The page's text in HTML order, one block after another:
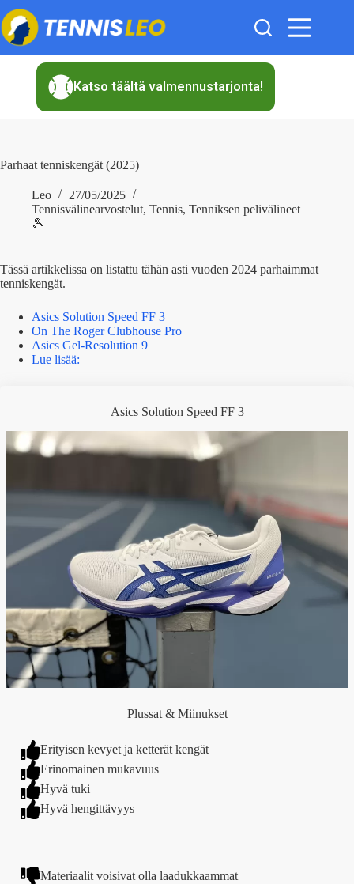
Skip
to
content
Katso täältä valmennustarjonta!
Parhaat tenniskengät (2025)
Leo
27/05/2025
Tennisvälinearvostelut, Tennis, Tenniksen pelivälineet
🎾
Tässä artikkelissa on listattu tähän asti vuoden 2024 parhaimmat
tenniskengät.
Asics Solution Speed FF 3
On The Roger Clubhouse Pro
Asics Gel-Resolution 9
Lue lisää:
Asics Solution Speed FF 3
Plussat & Miinukset
Erityisen kevyet ja ketterät kengät
Erinomainen mukavuus
Hyvä tuki
Hyvä hengittävyys
Materiaalit voisivat olla laadukkaammat